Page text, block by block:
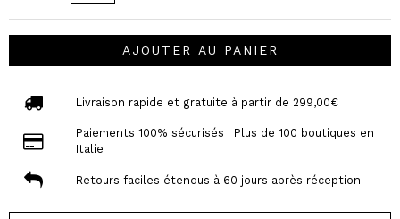
AJOUTER AU PANIER
Livraison rapide et gratuite à partir de 299,00€
Paiements 100% sécurisés | Plus de 100 boutiques en
Italie
Retours faciles étendus à 60 jours après réception